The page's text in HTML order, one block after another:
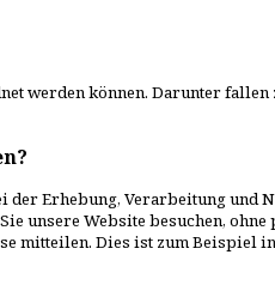
werden können. Darunter
Erhebung, Verarbeitung und
unsere Website besuchen,
mitteilen. Dies ist zum Beispiel